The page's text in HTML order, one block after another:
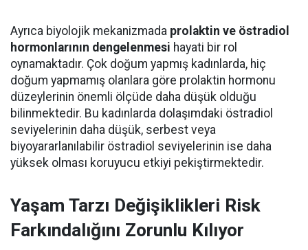
Ayrıca biyolojik mekanizmada prolaktin ve östradiol
hormonlarının dengelenmesi hayati bir rol
oynamaktadır. Çok doğum yapmış kadınlarda, hiç
doğum yapmamış olanlara göre prolaktin hormonu
düzeylerinin önemli ölçüde daha düşük olduğu
bilinmektedir. Bu kadınlarda dolaşımdaki östradiol
seviyelerinin daha düşük, serbest veya
biyoyararlanılabilir östradiol seviyelerinin ise daha
yüksek olması koruyucu etkiyi pekiştirmektedir.
Yaşam Tarzı Değişiklikleri Risk
Farkındalığını Zorunlu Kılıyor